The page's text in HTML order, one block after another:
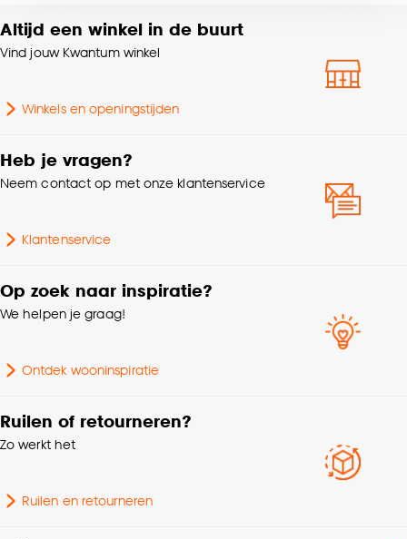
accepteren door op ‘Cookies aanpassen’ te
klikken.
Goed om te weten is dat je deze keuze altijd nog
Kleurtint
Altijd een winkel in de buurt
Vind jouw Kwantum winkel
Winkels en openingstijden
Heb je vragen?
Neem contact op met onze klantenservice
Klantenservice
Op zoek naar inspiratie?
We helpen je graag!
Ontdek wooninspiratie
Ruilen of retourneren?
Zo werkt het
Ruilen en retourneren